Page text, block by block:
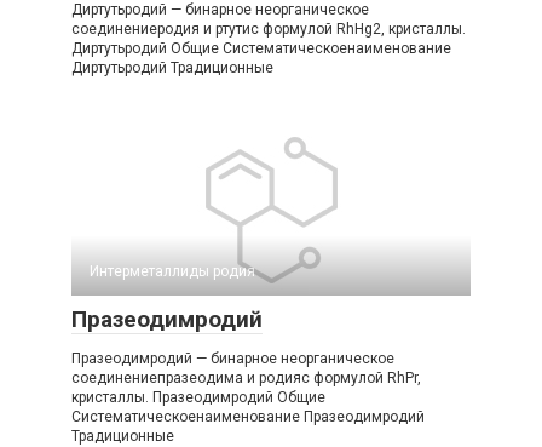
Диртутьродий — бинарное неорганическое
соединениеродия и ртутис формулой RhHg2, кристаллы.
Диртутьродий Общие Систематическоенаименование
Диртутьродий Традиционные
Интерметаллиды родия
Празеодимродий
Празеодимродий — бинарное неорганическое
соединениепразеодима и родияс формулой RhPr,
кристаллы. Празеодимродий Общие
Систематическоенаименование Празеодимродий
Традиционные